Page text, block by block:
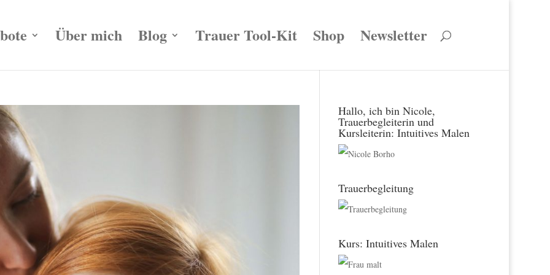
Über mich Blog Trauer Tool-Kit Shop Newsletter
Hallo, ich bin Nicole,
Trauerbegleiterin und
Kursleiterin: Intuitives Malen
Trauerbegleitung
Kurs: Intuitives Malen